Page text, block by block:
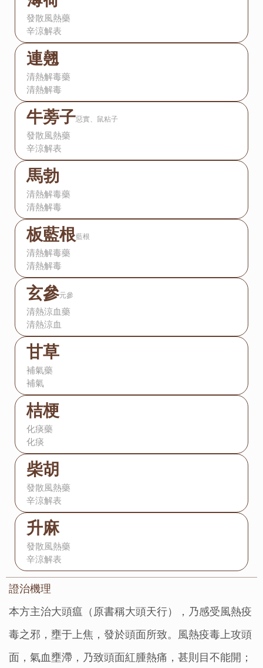
發散風熱藥
辛涼解表
連翹
清熱解毒藥
清熱解毒
牛蒡子惡實、鼠粘子
發散風熱藥
辛涼解表
馬勃
清熱解毒藥
清熱解毒
板藍根藍根
清熱解毒藥
清熱解毒
玄參元參
清熱涼血藥
清熱涼血
甘草
補氣藥
補氣
桔梗
化痰藥
化痰
柴胡
發散風熱藥
辛涼解表
升麻
發散風熱藥
辛涼解表
證治機理：
本方主治大頭瘟（原書稱大頭天行），乃感受風熱疫
毒之邪，壅于上焦，發於頭面所致。風熱疫毒上攻頭
面，氣血壅滯，乃致頭面紅腫熱痛，甚則目不能開；